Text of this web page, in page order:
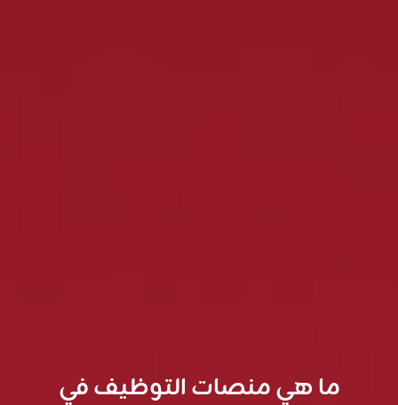
ما هي منصات التوظيف في